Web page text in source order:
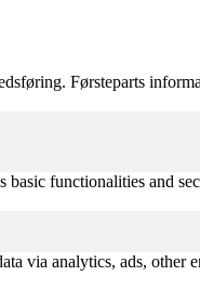
Førsteparts
functionalities and
via analytics, ads, other